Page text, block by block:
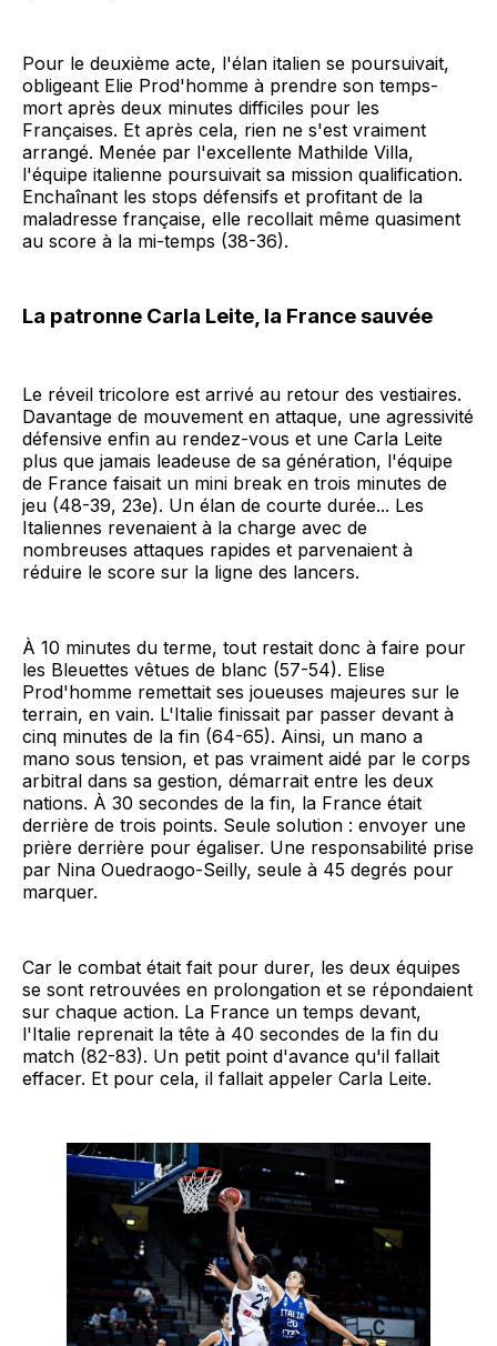
Pour le deuxième acte, l'élan italien se poursuivait,
obligeant Elie Prod'homme à prendre son temps-
mort après deux minutes difficiles pour les
Françaises. Et après cela, rien ne s'est vraiment
arrangé. Menée par l'excellente Mathilde Villa,
l'équipe italienne poursuivait sa mission qualification.
Enchaînant les stops défensifs et profitant de la
maladresse française, elle recollait même quasiment
au score à la mi-temps (38-36).
La patronne Carla Leite, la France sauvée
Le réveil tricolore est arrivé au retour des vestiaires.
Davantage de mouvement en attaque, une agressivité
défensive enfin au rendez-vous et une Carla Leite
plus que jamais leadeuse de sa génération, l'équipe
de France faisait un mini break en trois minutes de
jeu (48-39, 23e). Un élan de courte durée... Les
Italiennes revenaient à la charge avec de
nombreuses attaques rapides et parvenaient à
réduire le score sur la ligne des lancers.
À 10 minutes du terme, tout restait donc à faire pour
les Bleuettes vêtues de blanc (57-54). Elise
Prod'homme remettait ses joueuses majeures sur le
terrain, en vain. L'Italie finissait par passer devant à
cinq minutes de la fin (64-65). Ainsi, un mano a
mano sous tension, et pas vraiment aidé par le corps
arbitral dans sa gestion, démarrait entre les deux
nations. À 30 secondes de la fin, la France était
derrière de trois points. Seule solution : envoyer une
prière derrière pour égaliser. Une responsabilité prise
par Nina Ouedraogo-Seilly, seule à 45 degrés pour
marquer.
Car le combat était fait pour durer, les deux équipes
se sont retrouvées en prolongation et se répondaient
sur chaque action. La France un temps devant,
l'Italie reprenait la tête à 40 secondes de la fin du
match (82-83). Un petit point d'avance qu'il fallait
effacer. Et pour cela, il fallait appeler Carla Leite.